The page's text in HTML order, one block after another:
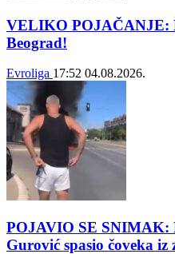
VELIKO POJAČANJE:
Beograd!
Evroliga 17:52 04.08.2026.
POJAVIO SE SNIMAK:
Gurović spasio čoveka